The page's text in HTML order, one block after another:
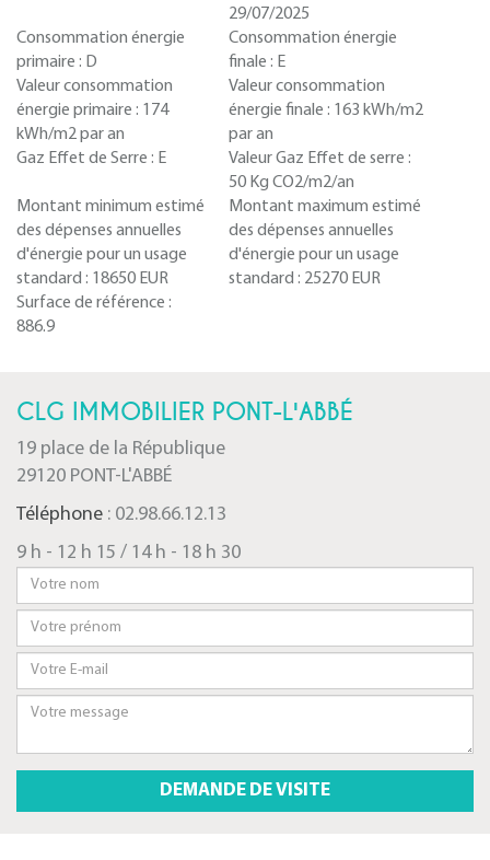
29/07/2025
Consommation énergie
primaire : D
Consommation énergie
finale : E
Valeur consommation
énergie primaire : 174
kWh/m2 par an
Valeur consommation
énergie finale : 163 kWh/m2
par an
Gaz Effet de Serre : E
Valeur Gaz Effet de serre :
50 Kg CO2/m2/an
Montant minimum estimé
des dépenses annuelles
d'énergie pour un usage
standard : 18650 EUR
Montant maximum estimé
des dépenses annuelles
d'énergie pour un usage
standard : 25270 EUR
Surface de référence :
886.9
CLG IMMOBILIER PONT-L'ABBÉ
19 place de la République
29120 PONT-L'ABBÉ
Téléphone : 02.98.66.12.13
9 h - 12 h 15 / 14 h - 18 h 30